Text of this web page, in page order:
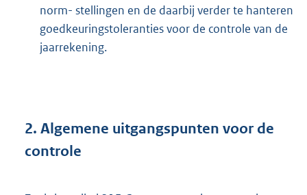
norm- stellingen en de daarbij verder te hanteren
goedkeuringstoleranties voor de controle van de
jaarrekening.
2. Algemene uitgangspunten voor de
controle